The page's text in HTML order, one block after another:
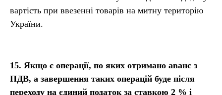
вартість при ввезенні товарів на митну територію
України.
15. Якщо є операції, по яких отримано аванс з
ПДВ, а завершення таких операцій буде після
переходу на єдиний податок за ставкою 2 % і